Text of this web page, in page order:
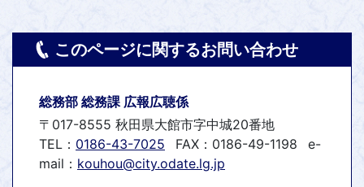
このページに関するお問い合わせ
総務部 総務課 広報広聴係
〒017-8555 秋田県大館市字中城20番地
TEL： 0186-43-7025 FAX：0186-49-1198
e-
mail： kouhou@city.odate.lg.jp